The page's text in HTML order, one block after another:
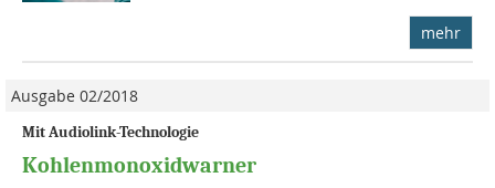
mehr
Ausgabe 02/2018
Mit Audiolink-Technologie
Kohlenmonoxidwarner